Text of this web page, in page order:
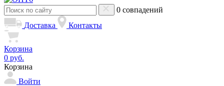
0 совпадений
Доставка
Контакты
Корзина
0 руб.
Корзина
Войти